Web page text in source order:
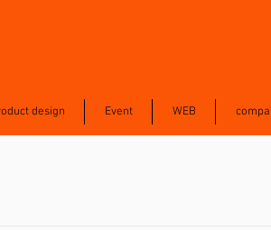
design Event WEB